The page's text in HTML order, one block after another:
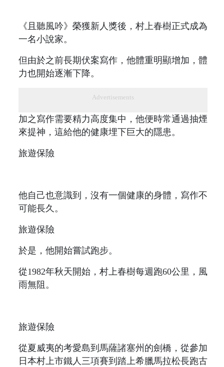
《且聽風吟》榮獲新人獎後，村上春樹正式成為
一名小說家。
但由於之前長期伏案寫作，他體重明顯增加，體
力也開始逐漸下降。
Advertisements
加之寫作需要精力高度集中，他便時常通過抽煙
來提神，這給他的健康埋下巨大的隱患。
旅遊保險
他自己也意識到，沒有一個健康的身體，寫作不
可能長久。
旅遊保險
於是，他開始嘗試跑步。
從1982年秋天開始，村上春樹每週跑60公里，風
雨無阻。
旅遊保險
從夏威夷的考愛島到馬薩諸塞州的劍橋，從參加
日本村上市鐵人三項賽到踏上希臘馬拉松長跑古